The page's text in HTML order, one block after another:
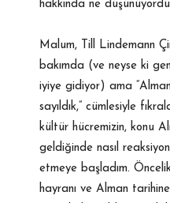
hakkında ne
Malum, Till Lindemann
bakımda (ve neyse ki
iyiye gidiyor) ama
sayıldık,” cümlesiyle
kültür hücremizin, konu
geldiğinde nasıl
etmeye başladım.
hayranı ve Alman